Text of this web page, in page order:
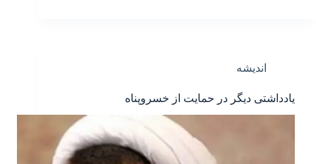
اندیشه
یادداشتی دیگر در حمایت از خسروپناه